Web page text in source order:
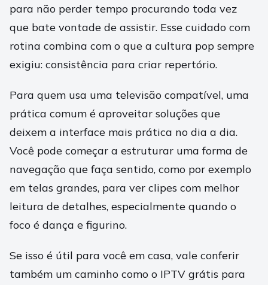
para não perder tempo procurando toda vez
que bate vontade de assistir. Esse cuidado com
rotina combina com o que a cultura pop sempre
exigiu: consistência para criar repertório.
Para quem usa uma televisão compatível, uma
prática comum é aproveitar soluções que
deixem a interface mais prática no dia a dia.
Você pode começar a estruturar uma forma de
navegação que faça sentido, como por exemplo
em telas grandes, para ver clipes com melhor
leitura de detalhes, especialmente quando o
foco é dança e figurino.
Se isso é útil para você em casa, vale conferir
também um caminho como o IPTV grátis para